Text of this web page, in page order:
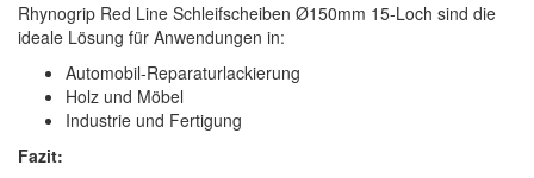
Rhynogrip Red Line Schleifscheiben Ø150mm 15-Loch sind die
ideale Lösung für Anwendungen in:
Automobil-Reparaturlackierung
Holz und Möbel
Industrie und Fertigung
Fazit: